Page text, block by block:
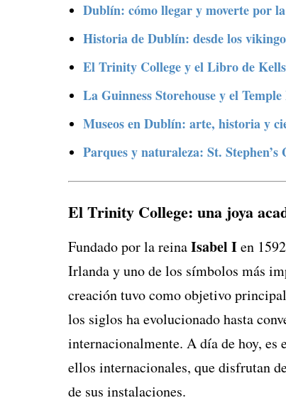
Dublín: cómo llegar y moverte por
Historia de Dublín: desde los
El Trinity College y el Libro de
La Guinness Storehouse y el
Museos en Dublín: arte, historia y
Parques y naturaleza: St.
El Trinity College: una joya
Fundado por la reinaIsabel Ien
Irlanda y uno de los símbolos más
creación tuvo como objetivo
los siglos ha evolucionado hasta
internacionalmente. A día de hoy, es
ellos internacionales, que disfrutan
de sus instalaciones.